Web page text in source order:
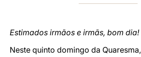
Estimados irmãos e irmãs, bom dia!
Neste quinto domingo da